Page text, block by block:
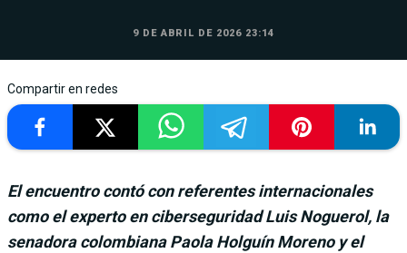
9 DE ABRIL DE 2026 23:14
Compartir en redes
El encuentro contó con referentes internacionales
como el experto en ciberseguridad Luis Noguerol, la
senadora colombiana Paola Holguín Moreno y el